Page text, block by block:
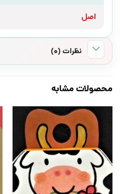
اصل
نظرات (0)
محصولات مشابه